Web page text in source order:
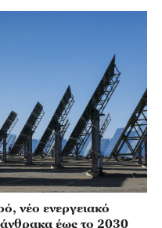
νέο ενεργειακό
έως το 2030